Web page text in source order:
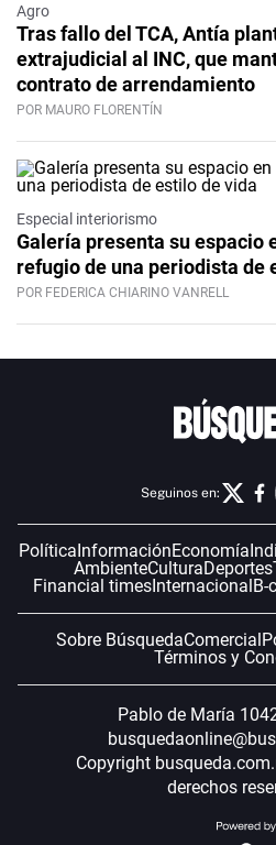
Agro
Tras fallo del TCA, Antía
extrajudicial al INC, que
contrato de arrendamiento
POR MAURO FLORENTÍN
Especial interiorismo
Galería presenta su espacio
refugio de una periodista de
POR FEDERICA CHIARINO VANRELL
Seguinos en:
PolíticaInformaciónEconomía
AmbienteCulturaDeportes
Financial timesInternacionalB-
Sobre BúsquedaComercial
Términos y
Pablo de María
Copyright
derechos